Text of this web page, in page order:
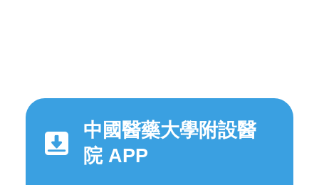
中國醫藥大學附設醫
院 APP